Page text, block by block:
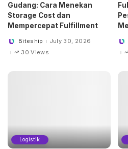
Gudang: Cara Menekan
Storage Cost dan
Mempercepat Fulfillment
PostedBiteship
July 30, 2026
30 Views
Logistik